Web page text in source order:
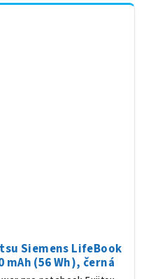
Siemens LifeBook
mAh (56 Wh), černá